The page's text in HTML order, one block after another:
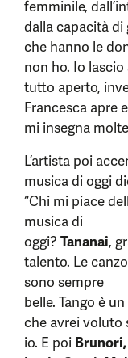
femminile,
dalla capacità di
che hanno le
non ho. Io lascio
tutto aperto,
Francesca apre
mi insegna
L’artista poi
musica di oggi
“Chi mi piace
musica di
oggi? Tananai,
talento. Le
sono sempre
belle. Tango è
che avrei voluto
io. E poi